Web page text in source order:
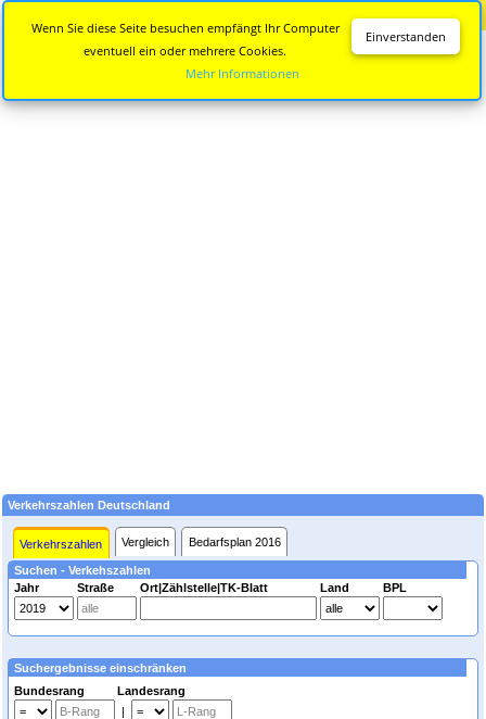
Verkehrszahlen Deutschland
Verkehrszahlen Vergleich Bedarfsplan 2016
Suchen - Verkehszahlen
Jahr
Straße Ort|Zählstelle|TK-Blatt Land BPL
Suchergebnisse einschränken
Bundesrang Landesrang
|
Einverstanden
Wenn Sie diese Seite besuchen empfängt Ihr Computer
eventuell ein oder mehrere Cookies.
Mehr Informationen